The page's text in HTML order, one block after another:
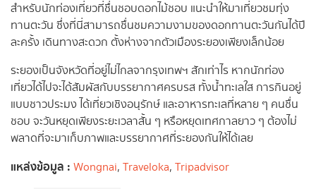
สำหรับนักท่องเที่ยวที่ชื่นชอบดอกไม้ชอบ แนะนำให้มาเที่ยวชมทุ่ง
ทานตะวัน ซึ่งที่นี่สามารถชื่นชมความงามของดอกทานตะวันกันได้ปี
ละครั้ง เดินทางสะดวก ตั้งห่างจากตัวเมืองระยองเพียงเล็กน้อย
ระยองเป็นจังหวัดที่อยู่ไม่ไกลจากรุงเทพฯ สักเท่าไร หากนักท่อง
เที่ยวได้ไปจะได้สัมผัสกับบรรยากาศครบรส ทั้งน้ำทะเลใส การกินอยู่
แบบชาวประมง ได้เที่ยวเชิงอนุรักษ์ และอาหารทะเลที่หลาย ๆ คนชื่น
ชอบ จะวันหยุดเพียงระยะเวลาสั้น ๆ หรือหยุดเทศกาลยาว ๆ ต้องไม่
พลาดที่จะมาเก็บภาพและบรรยากาศที่ระยองกันให้ได้เลย
แหล่งข้อมูล : Wongnai, Traveloka, Tripadvisor